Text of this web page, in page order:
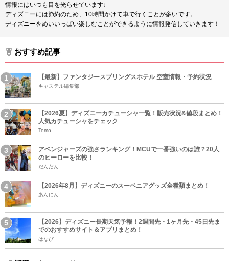
情報にはいつも目を光らせています♩
ディズニーには節約のため、10時間かけて車で行くことが多いです。
ディズニーをめいいっぱい楽しむことができるように情報発信していきます！
おすすめ記事
【最新】ファンタジースプリングスホテル 空室情報・予約状況
キャステル編集部
【2026夏】ディズニーカチューシャ一覧！販売状況&値段まとめ！
人気カチューシャをチェック
Tomo
アベンジャーズの強さランキング！MCUで一番強いのは誰？20人
のヒーローを比較！
だんだん
【2026年8月】ディズニーのスーベニアグッズ全種類まとめ！
あんにん
【2026】ディズニー長期天気予報！2週間先・1ヶ月先・45日先ま
でのおすすめサイト＆アプリまとめ！
はなび